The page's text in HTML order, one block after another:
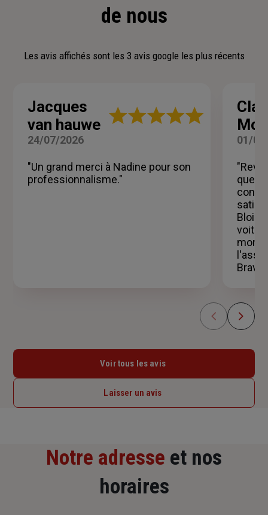
de nous
Les avis affichés sont les 3 avis google les plus récents
Jacques
van hauwe
Note
étoiles
24/07/2026
"Un grand merci à Nadine pour son
professionnalisme."
01/
Blois
mon
Bravo
Voir tous les avis
Laisser un avis
Notre adresse et nos
horaires